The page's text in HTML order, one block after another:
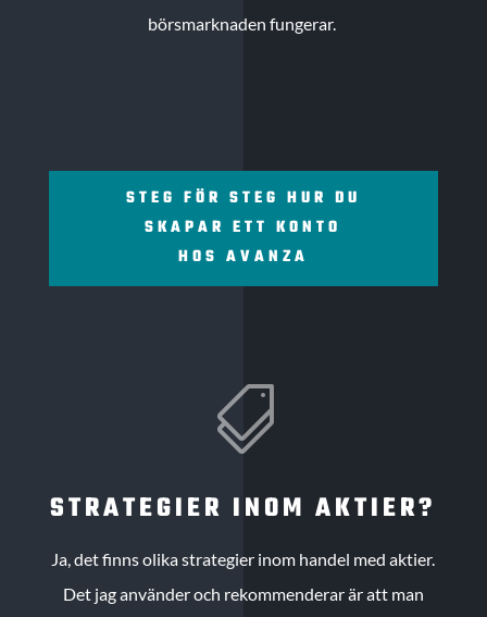
börsmarknaden fungerar.
STEG FÖR STEG HUR DU
SKAPAR ETT KONTO
HOS AVANZA

STRATEGIER INOM AKTIER?
Ja, det finns olika strategier inom handel med aktier.
Det jag använder och rekommenderar är att man